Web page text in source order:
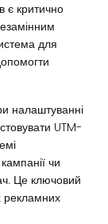
є критично
для
налаштуванні
UTM-
чи
Це ключовий
рекламних